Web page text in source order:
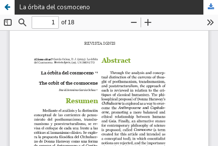
La órbita del cosmoceno